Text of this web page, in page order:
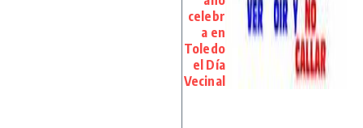
celebr
a en
Toledo
el Día
Vecinal